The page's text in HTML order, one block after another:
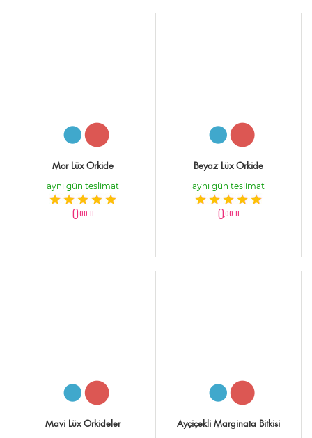
Mor Lüx Orkide
aynı gün teslimat
0,00 TL
Beyaz Lüx Orkide
aynı gün teslimat
0,00 TL
Mavi Lüx Orkideler Ayçiçekli Marginata Bitkisi